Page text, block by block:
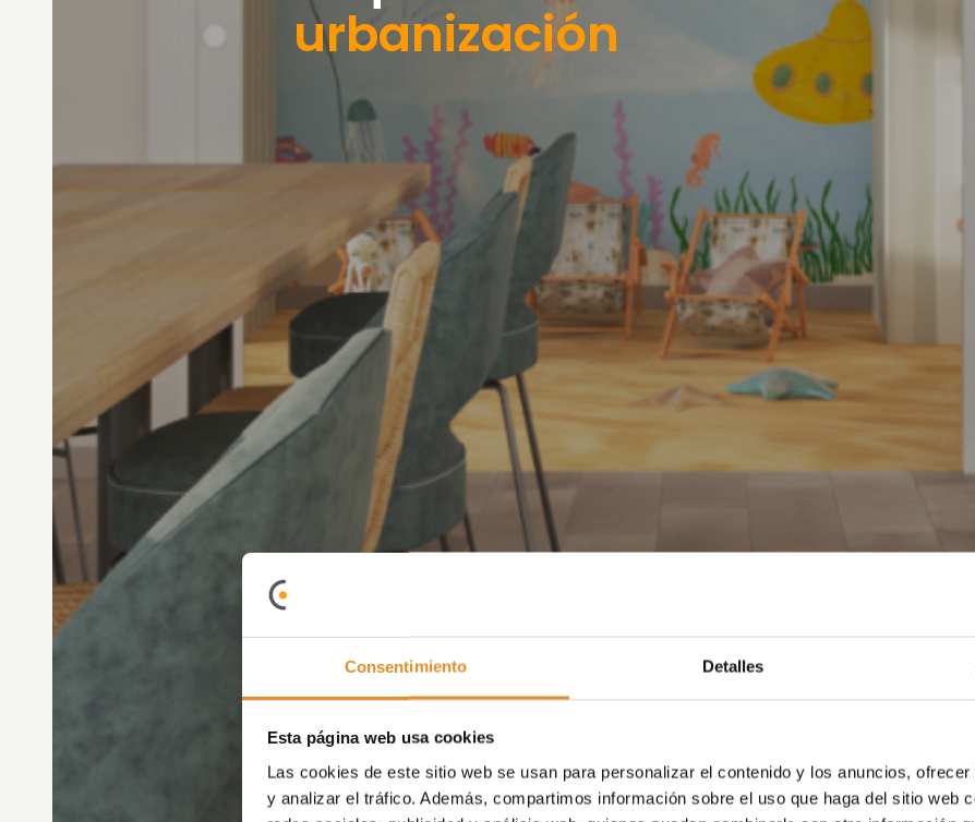
Consentimiento Detalles
Esta página web usa cookies
Las cookies de este sitio web se usan para personalizar el contenido y los anuncios,
y analizar el tráfico. Además, compartimos información sobre el uso que haga del sitio web
urbanización